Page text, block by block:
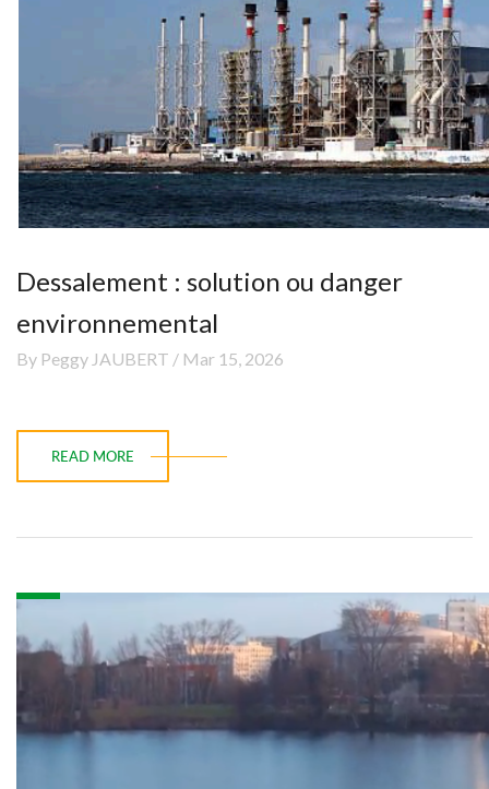
Dessalement : solution ou danger
environnemental
By Peggy JAUBERT / Mar 15, 2026
READ MORE